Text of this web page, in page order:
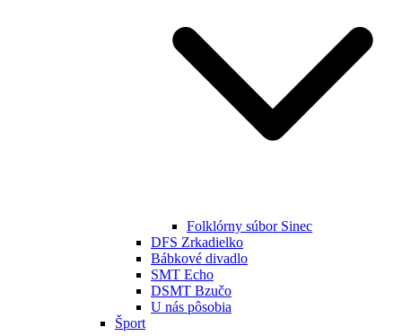
Folklórny súbor Sinec
DFS Zrkadielko
Bábkové divadlo
SMT Echo
DSMT Bzučo
U nás pôsobia
Šport